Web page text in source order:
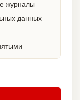
журналы
данных